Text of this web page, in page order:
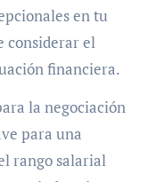
en tu
considerar el
financiera.
la negociación
para una
rango salarial